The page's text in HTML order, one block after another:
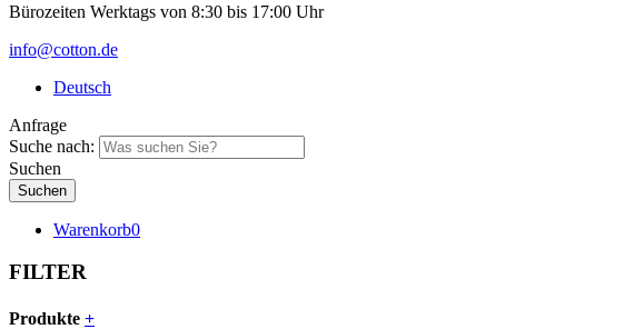
Bürozeiten Werktags von 8:30 bis 17:00 Uhr
info@cotton.de
Deutsch
Anfrage
Suche nach:
Suchen
Warenkorb0
FILTER
Produkte +